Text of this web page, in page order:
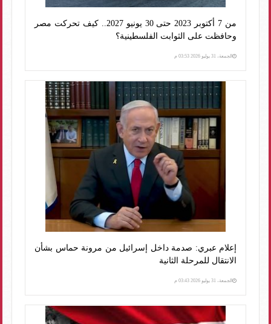
من 7 أكتوبر 2023 حتى 30 يونيو 2027.. كيف تحركت مصر
وحافظت على الثوابت الفلسطينية؟
الجمعة، 31 يوليو 2026 03:53 م
إعلام عبري: صدمة داخل إسرائيل من مرونة حماس بشأن
الانتقال للمرحلة الثانية
الجمعة، 31 يوليو 2026 03:43 م